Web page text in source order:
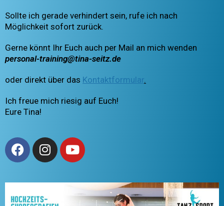
Sollte ich gerade verhindert sein, rufe ich nach
Möglichkeit sofort zurück.
Gerne könnt Ihr Euch auch per Mail an mich wenden
personal-training@tina-seitz.de
oder direkt über das Kontaktformular.
Ich freue mich riesig auf Euch!
Eure Tina!